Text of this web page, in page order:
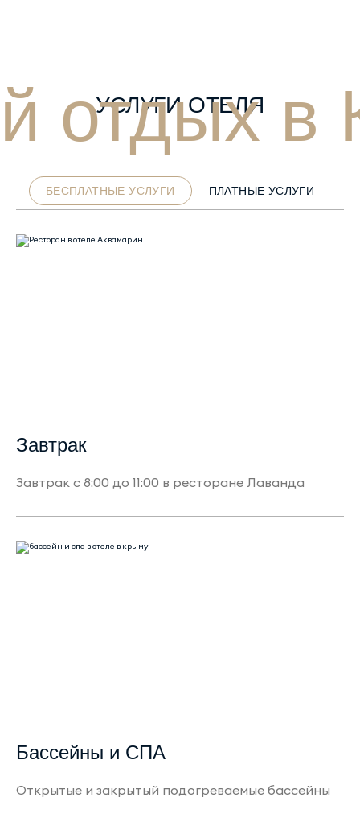
УСЛУГИ ОТЕЛЯ
отдых в
БЕСПЛАТНЫЕ УСЛУГИ ПЛАТНЫЕ УСЛУГИ
Завтрак
Завтрак с 8:00 до 11:00 в ресторане Лаванда
Бассейны и СПА
Открытые и закрытый подогреваемые бассейны